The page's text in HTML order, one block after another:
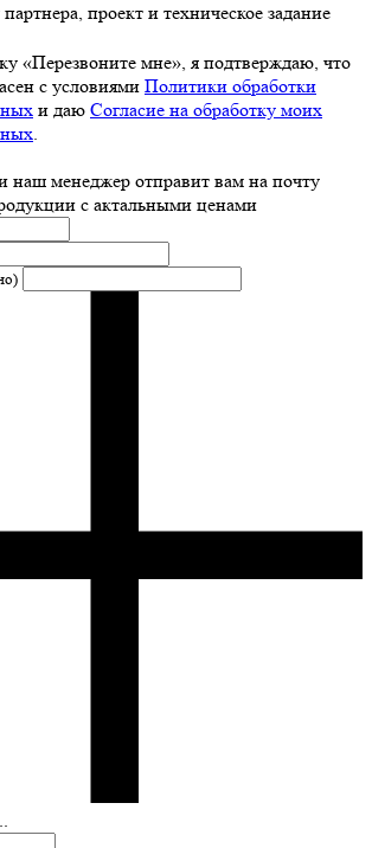
проект и техническое задание
«Перезвоните мне», я подтверждаю, что
с условиями Политики обработки
и даю Согласие на обработку моих
.
наш менеджер отправит вам на почту
с актальными ценами